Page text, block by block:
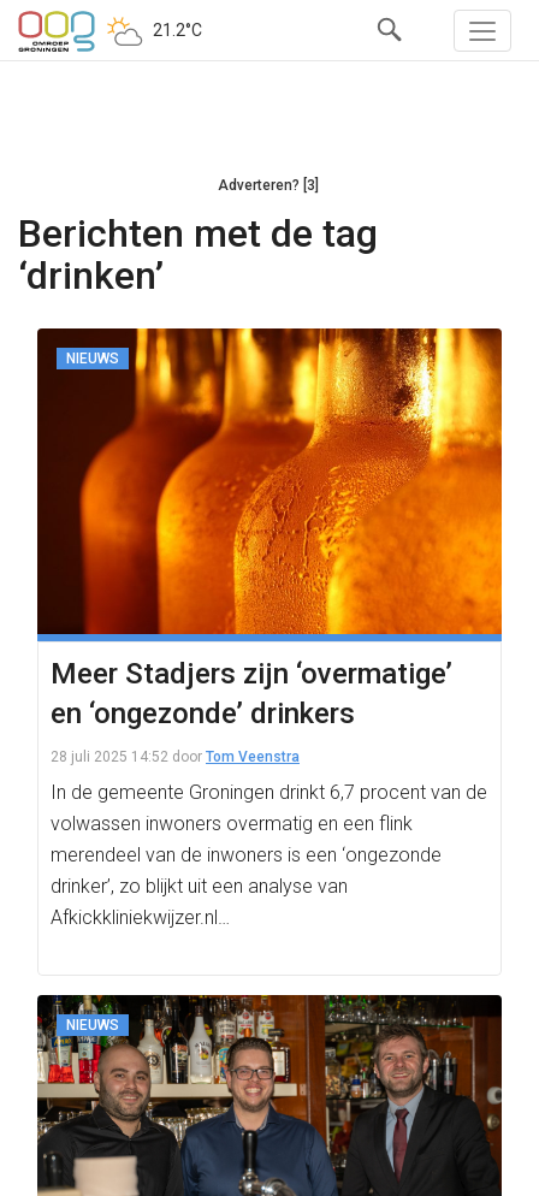
21.2°C
Adverteren? [3]
Berichten met de tag
‘drinken’
NIEUWS
Meer Stadjers zijn ‘overmatige’
en ‘ongezonde’ drinkers
28 juli 2025 14:52 door Tom Veenstra
In de gemeente Groningen drinkt 6,7 procent van de
volwassen inwoners overmatig en een flink
merendeel van de inwoners is een ‘ongezonde
drinker’, zo blijkt uit een analyse van
Afkickkliniekwijzer.nl…
NIEUWS